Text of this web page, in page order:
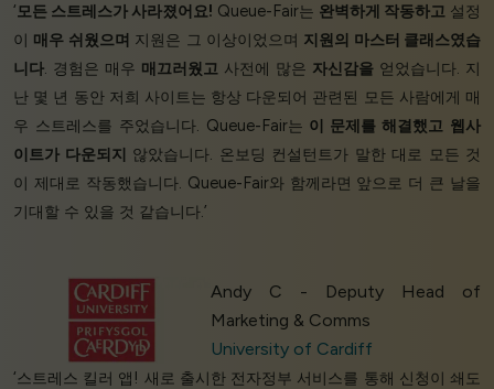
‘모든 스트레스가 사라졌어요! Queue-Fair는 완벽하게 작동하고 설정
이 매우 쉬웠으며 지원은 그 이상이었으며 지원의 마스터 클래스였습
니다. 경험은 매우 매끄러웠고 사전에 많은 자신감을 얻었습니다. 지
난 몇 년 동안 저희 사이트는 항상 다운되어 관련된 모든 사람에게 매
우 스트레스를 주었습니다. Queue-Fair는 이 문제를 해결했고 웹사
이트가 다운되지
않았습니다. 온보딩 컨설턴트가 말한 대로 모든 것
이 제대로 작동했습니다. Queue-Fair와 함께라면 앞으로 더 큰 날을
기대할 수 있을 것 같습니다.’
Andy C - Deputy Head of
Marketing & Comms
University of Cardiff
‘스트레스 킬러 앱! 새로 출시한 전자정부 서비스를 통해 신청이 쇄도